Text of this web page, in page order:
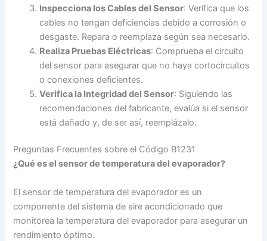
Inspecciona los Cables del Sensor: Verifica que los
cables no tengan deficiencias debido a corrosión o
desgaste. Repara o reemplaza según sea necesario.
Realiza Pruebas Eléctricas: Comprueba el circuito
del sensor para asegurar que no haya cortocircuitos
o conexiones deficientes.
Verifica la Integridad del Sensor: Siguiendo las
recomendaciones del fabricante, evalúa si el sensor
está dañado y, de ser así, reemplázalo.
Preguntas Frecuentes sobre el Código B1231
¿Qué es el sensor de temperatura del evaporador?
El sensor de temperatura del evaporador es un
componente del sistema de aire acondicionado que
monitorea la temperatura del evaporador para asegurar un
rendimiento óptimo.